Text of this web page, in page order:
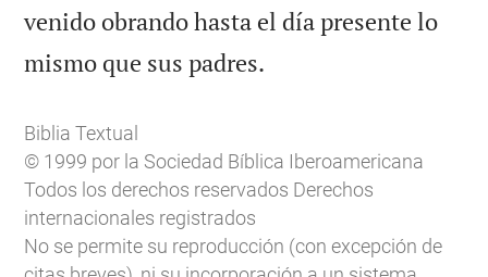
venido obrando hasta el día presente lo
mismo que sus padres.
Biblia Textual
© 1999 por la Sociedad Bíblica Iberoamericana
Todos los derechos reservados Derechos
internacionales registrados
No se permite su reproducción (con excepción de